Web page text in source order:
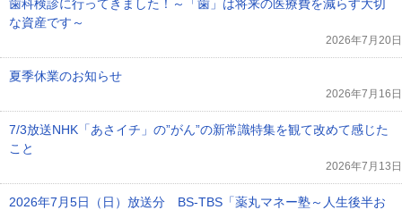
歯科検診に行ってきました！～「歯」は将来の医療費を減らす大切
な資産です～
2026年7月20日
夏季休業のお知らせ
2026年7月16日
7/3放送NHK「あさイチ」の”がん”の新常識特集を観て改めて感じた
こと
2026年7月13日
2026年7月5日（日）放送分 BS-TBS「薬丸マネー塾～人生後半お